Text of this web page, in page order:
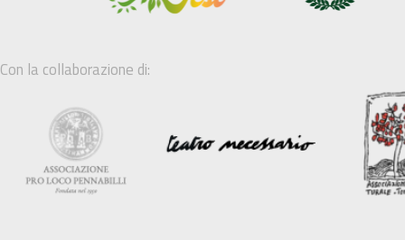
Con la collaborazione di: